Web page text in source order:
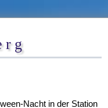
Nacht in der Station